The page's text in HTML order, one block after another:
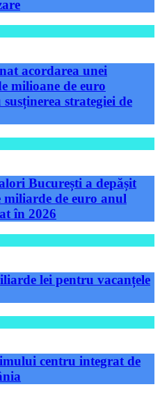
acordarea unei
milioane de euro
strategiei de
București a depășit
de euro anul
în 2026
lei pentru vacanțele
centru integrat de